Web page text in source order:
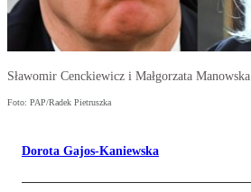
Sławomir Cenckiewicz i Małgorzata Manowska
Foto: PAP/Radek Pietruszka
Dorota Gajos-Kaniewska